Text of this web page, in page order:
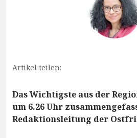
Artikel teilen:
Das Wichtigste aus der
um 6.26 Uhr
Redaktionsleitung der